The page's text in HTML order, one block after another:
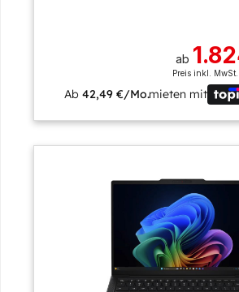
ab
Preis inkl.
Ab42,49 €/Mo.mieten mit